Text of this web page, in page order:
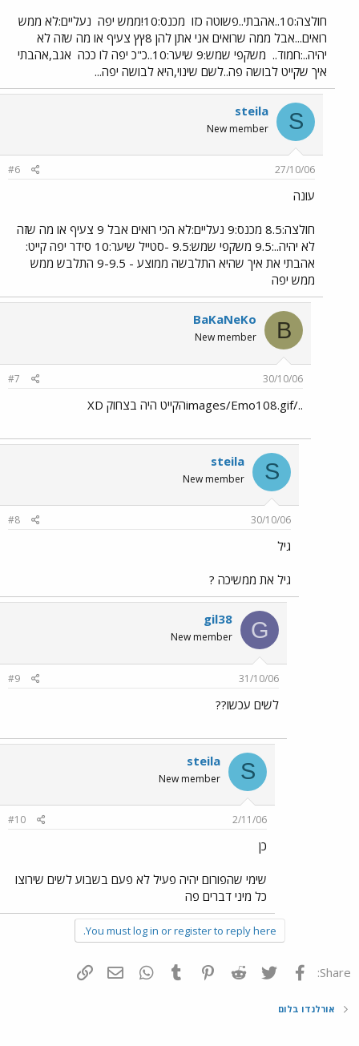
חולצה:10..אהבתי..פשוטה כזו מכנס:10!ממש יפה
נעליים:לא ממש
רואים...אבל ממה שרואים אני אתן להן 8ץץ צעיף או מה שזה לא
יהיה..:חמוד.. משקפי שמש:9 שיער:10..כ"כ יפה לו ככה
אגב,אהבתי
איך שקייט לבושה פה..לשם שינוי,היא לבושה יפה...
S
steila
New member
27/10/06
#6
עונה
חולצה:8.5 מכנס:9 נעליים:לא הכי רואים אבל 9 צעיף או מה שזה
לא יהיה..:9.5 משקפי שמש:9.5 -סטייל שיער:10 סידר יפה קייט:
אהבתי את איך שהיא התלבשה ממוצע - 9-9.5 התלבש ממש
ממש יפה
B
BaKaNeKo
New member
30/10/06
#7
../images/Emo108.gifהקייט היה בצחוק XD
S
steila
New member
30/10/06
#8
גיל
גיל את ממשיכה ?
G
gil38
New member
31/10/06
#9
לשים עכשו??
S
steila
New member
2/11/06
#10
כן
שימי שהפורום יהיה פעיל לא פעם בשבוע לשים שירוצו
כל מיני דברים פה
You must log in or register to reply here.
Share: פייסבוק Twitter
Reddit
Pinterest
Tumblr
WhatsAppדואר אלקטרוני
אורלנדו בלום